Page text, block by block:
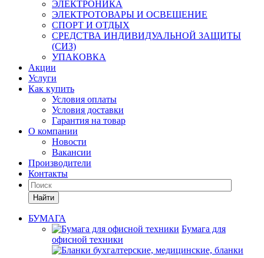
ЭЛЕКТРОНИКА
ЭЛЕКТРОТОВАРЫ И ОСВЕЩЕНИЕ
СПОРТ И ОТДЫХ
СРЕДСТВА ИНДИВИДУАЛЬНОЙ ЗАЩИТЫ
(СИЗ)
УПАКОВКА
Акции
Услуги
Как купить
Условия оплаты
Условия доставки
Гарантия на товар
О компании
Новости
Вакансии
Производители
Контакты
Найти
БУМАГА
Бумага для
офисной техники